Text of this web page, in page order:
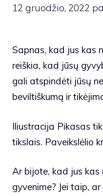
12 gruodžio, 2022
Sapnas, kad jus kas
reiškia, kad jūsų
gali atspindėti jūsų
beviltiškumą ir
Iliustracija Pikasas
tikslais. Paveikslėlio
Ar bijote, kad jus kas
gyvenime? Jei taip,